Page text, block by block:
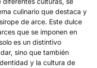
culinario que destaca y
de arce. Este dulce
que se imponen en
es un distintivo
sino que también
y la cultura de